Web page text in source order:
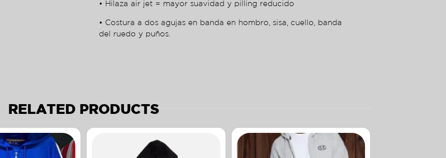
• Hilaza air jet = mayor suavidad y pilling reducido
• Costura a dos agujas en banda en hombro, sisa, cuello, banda
del ruedo y puños.
RELATED PRODUCTS